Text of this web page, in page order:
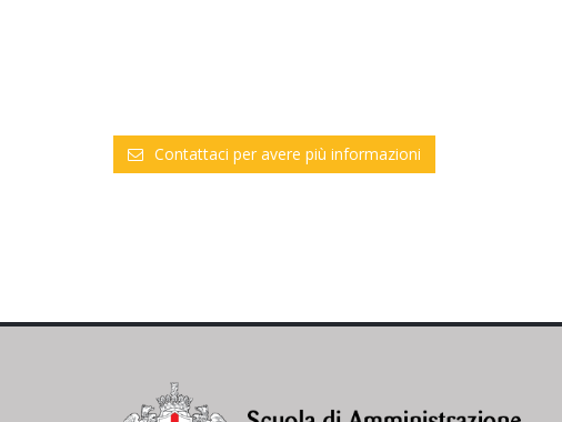
Contattaci per avere più informazioni